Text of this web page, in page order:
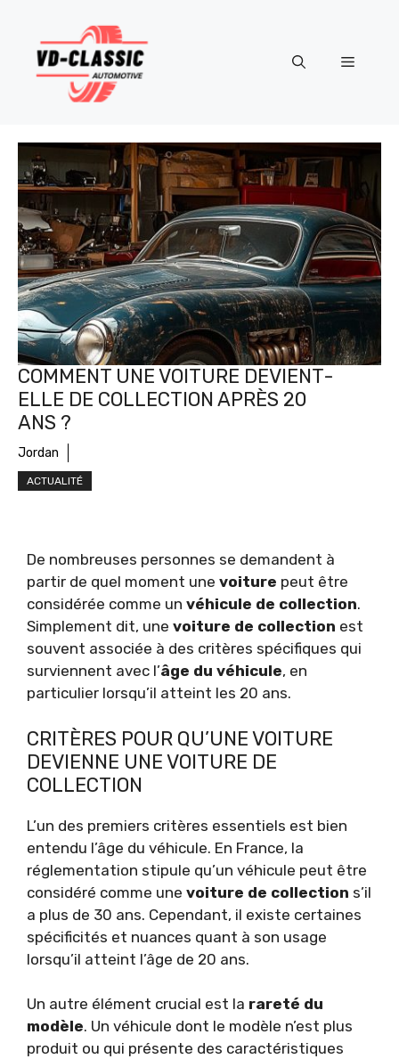
contenu
Menu
COMMENT UNE VOITURE DEVIENT-
ELLE DE COLLECTION APRÈS 20
ANS ?
Jordan
ACTUALITÉ
De nombreuses personnes se demandent à
partir de quel moment une voiture peut être
considérée comme un véhicule de collection.
Simplement dit, une voiture de collection est
souvent associée à des critères spécifiques qui
surviennent avec l’âge du véhicule, en
particulier lorsqu’il atteint les 20 ans.
CRITÈRES POUR QU’UNE VOITURE
DEVIENNE UNE VOITURE DE
COLLECTION
L’un des premiers critères essentiels est bien
entendu l’âge du véhicule. En France, la
réglementation stipule qu’un véhicule peut être
considéré comme une voiture de collection s’il
a plus de 30 ans. Cependant, il existe certaines
spécificités et nuances quant à son usage
lorsqu’il atteint l’âge de 20 ans.
Un autre élément crucial est la rareté du
modèle. Un véhicule dont le modèle n’est plus
produit ou qui présente des caractéristiques